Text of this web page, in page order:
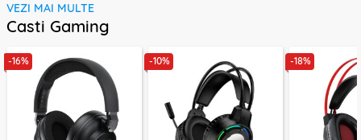
VEZI MAI MULTE
Casti Gaming
-16% -10% -18%